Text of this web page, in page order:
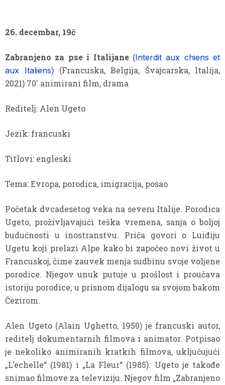
26. decembar, 19č
Zabranjeno za pse i Italijane(Interdit aux chiens et
aux Italiens) (Francuska, Belgija, Švajcarska, Italija,
2021) 70′ animirani film, drama
Reditelj: Alen Ugeto
Jezik: francuski
Titlovi: engleski
Tema: Evropa, porodica, imigracija, posao
Početak dvcadesetog veka na severu Italije. Porodica
Ugeto, proživljavajući teška vremena, sanja o boljoj
budućnosti u inostranstvu. Priča govori o Luiđiju
Ugetu koji prelazi Alpe kako bi započeo novi život u
Francuskoj, čime zauvek menja sudbinu svoje voljene
porodice. Njegov unuk putuje u prošlost i proučava
istoriju porodice, u prisnom dijalogu sa svojom bakom
Čezirom.
Alen Ugeto (Alain Ughetto, 1950) je francuski autor,
reditelj dokumentarnih filmova i animator. Potpisao
je nekoliko animiranih kratkih filmova, uključujući
„L’echelle“ (1981) i „La Fleur“ (1985). Ugeto je takođe
snimao filmove za televiziju. Njegov film „Zabranjeno